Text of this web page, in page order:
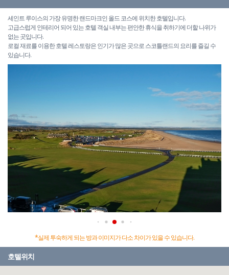
세인트 루이스의 가장 유명한 랜드마크인 올드 코스에 위치한 호텔입니다.
고급스럽게 인테리어 되어 있는 호텔 객실 내부는 편안한 휴식을 취하기에 더할 나위가
없는 곳입니다.
로컬 재료를 이용한 호텔 레스토랑은 인기가 많은 곳으로 스코틀랜드의 요리를 즐길 수
있습니다.
*실제 투숙하게 되는 방과 이미지가 다소 차이가 있을 수 있습니다.
호텔위치